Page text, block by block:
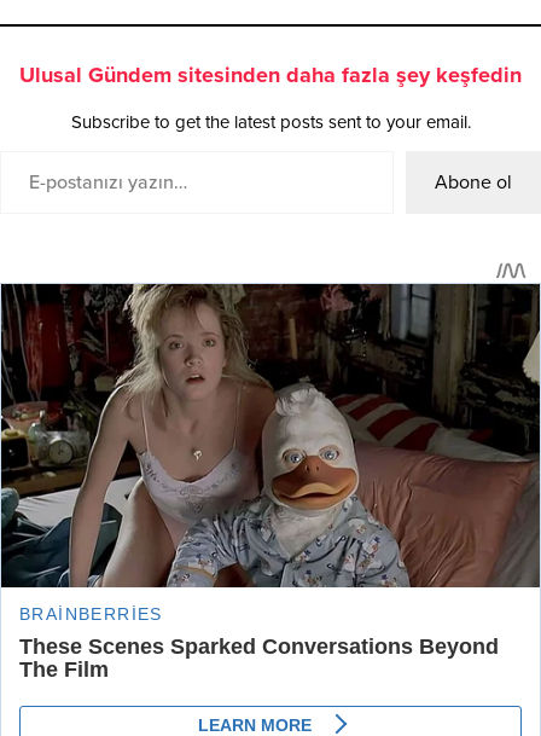
Ulusal Gündem sitesinden daha fazla şey keşfedin
Subscribe to get the latest posts sent to your email.
Abone ol